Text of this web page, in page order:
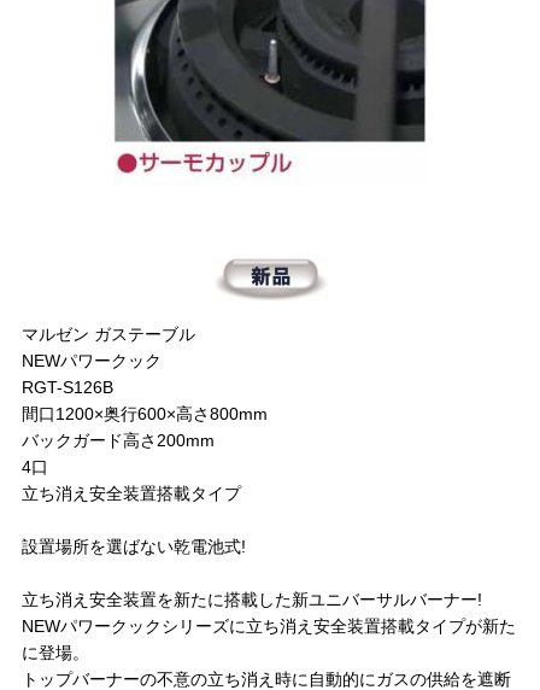
マルゼン ガステーブル
NEWパワークック
RGT-S126B
間口1200×奥行600×高さ800mm
バックガード高さ200mm
4口
立ち消え安全装置搭載タイプ
設置場所を選ばない乾電池式!
立ち消え安全装置を新たに搭載した新ユニバーサルバーナー!
NEWパワークックシリーズに立ち消え安全装置搭載タイプが新た
に登場。
トップバーナーの不意の立ち消え時に自動的にガスの供給を遮断